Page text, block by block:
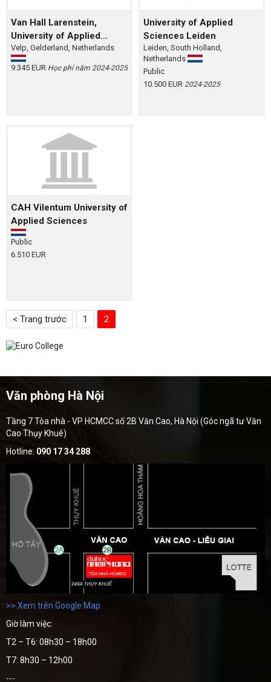
Van Hall Larenstein,
University of Applied
Sciences
Velp, Gelderland, Netherlands
9.345 EUR Học phí năm 2024-2025
University of Applied
Sciences Leiden
Leiden, South Holland,
Netherlands
Public
10.500 EUR 2024-2025
CAH Vilentum University of
Applied Sciences
Public
6.510 EUR
< Trang trước 1 2
Văn phòng Hà Nội
Tầng 7 Tòa nhà - VP HCMCC số 2B Văn Cao, Hà Nội (Góc ngã tư Văn
Cao Thụy Khuê)
Hotline: 090 17 34 288
>> Xem trên Google Map
Giờ làm việc:
T2 – T6: 08h30 – 18h00
T7: 8h30 – 12h00
---